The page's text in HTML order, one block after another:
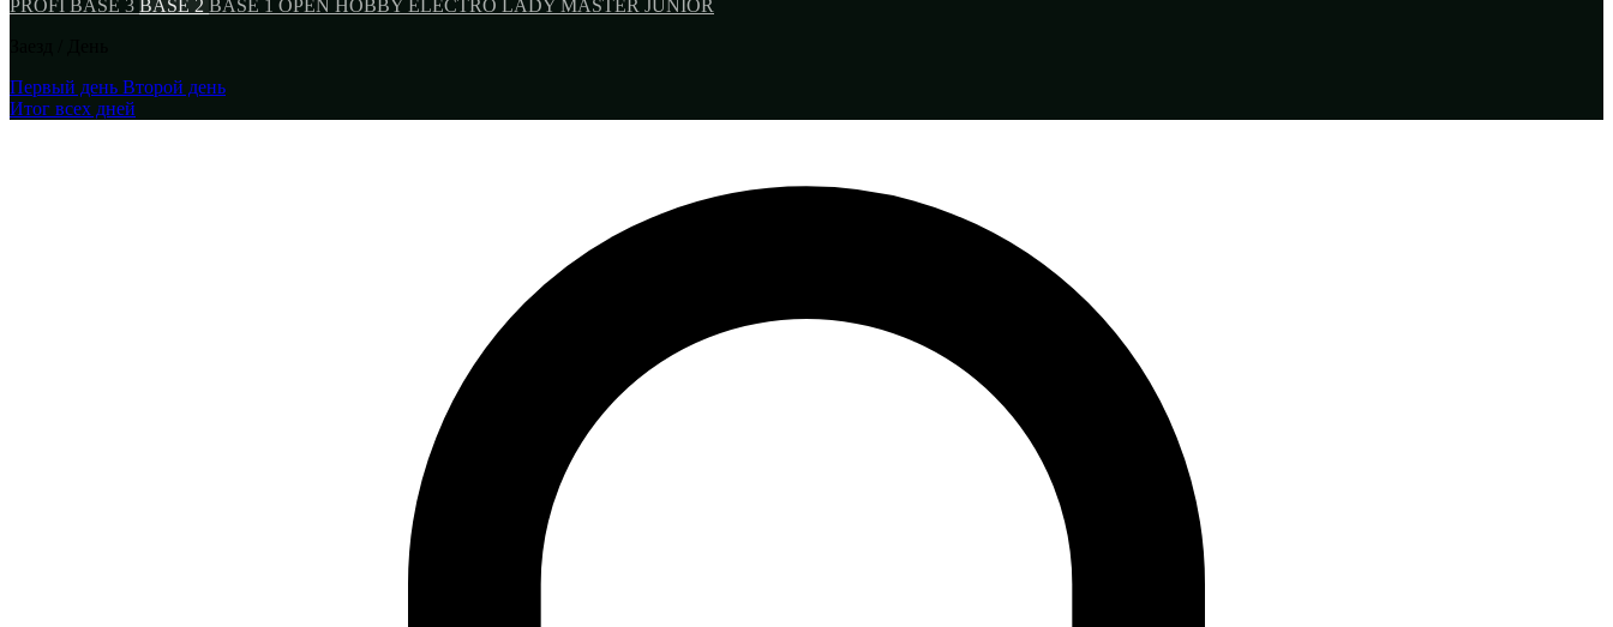
PROFI BASE 3 BASE 2 BASE 1 OPEN HOBBY ELECTRO LADY MASTER JUNIOR
Первый день Второй день
Итог всех дней